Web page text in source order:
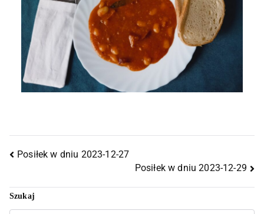
Posiłek w dniu 2023-12-27
Posiłek w dniu 2023-12-29
Szukaj